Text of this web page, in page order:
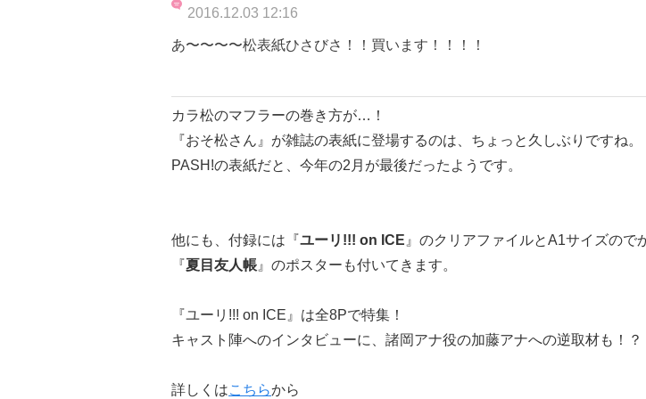
2016.12.03 12:16
あ〜〜〜〜松表紙ひさびさ！！買います！！！！
カラ松のマフラーの巻き方が…！
『おそ松さん』が雑誌の表紙に登場するのは、ちょっと久しぶりですね。
PASH!の表紙だと、今年の2月が最後だったようです。
他にも、付録には『ユーリ!!! on ICE 』のクリアファイルとA1サイズので
『夏目友人帳 』のポスターも付いてきます。
『ユーリ!!! on ICE』は全8Pで特集！
キャスト陣へのインタビューに、諸岡アナ役の加藤アナへの逆取材も！？
詳しくはこちらから